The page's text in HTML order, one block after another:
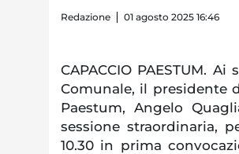
Redazione 01 agosto 2025 16:46
CAPACCIO PAESTUM.
Comunale, il presidente
Paestum, Angelo
sessione straordinaria,
10.30 in prima